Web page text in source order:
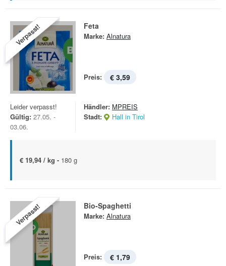
Verpasst! Feta
Marke: Alnatura
Preis: € 3,59
Leider verpasst!
Gültig: 27.05. -
03.06.
Händler: MPREIS
Stadt:
Hall in Tirol
€ 19,94 / kg - 180 g
Verpasst! Bio-Spaghetti
Marke: Alnatura
Preis: € 1,79